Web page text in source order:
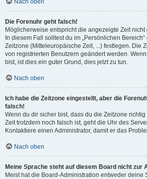
Nach oben
Die Forenuhr geht falsch!
Möglicherweise entspricht die angezeigte Zeit
In diesem Fall solltest du im „Persönlichen
Zeitzone (Mitteleuropäische Zeit, ...) festlegen. Die
von registrierten Benutzern geändert werden.
bist, ist dies ein guter Grund, dies jetzt zu tun.
Nach oben
Ich habe die Zeitzone eingestellt, aber die
falsch!
Wenn du dir sicher bist, dass du die Zeitzone
Zeit trotzdem noch falsch ist, geht die Uhr des
Kontaktiere einen Administrator, damit er das
Nach oben
Meine Sprache steht auf diesem Board nicht zur
Meist hat die Board-Administration entweder deine